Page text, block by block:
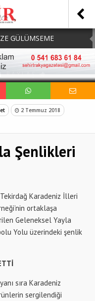
GÜLÜMSEME
YALNIZ
Dönem Başladı:
Bırakmadı
DAYANIŞMAYI
PAYLAŞ
2 Temmuz 2018
Şenlikleri
Karadeniz İlleri
ortaklaşa
Geleneksel Yayla
Yolu üzerindeki şenlik
sıra Karadeniz
sergilendiği